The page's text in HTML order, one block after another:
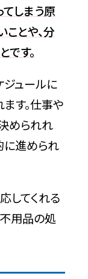
しまう原
ことや、分
す。
ュールに
す。仕事や
められれ
に進められ
してくれる
用品の処